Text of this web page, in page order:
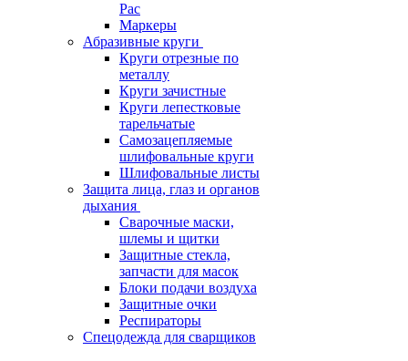
Pac
Маркеры
Абразивные круги
Круги отрезные по
металлу
Круги зачистные
Круги лепестковые
тарельчатые
Самозацепляемые
шлифовальные круги
Шлифовальные листы
Защита лица, глаз и органов
дыхания
Сварочные маски,
шлемы и щитки
Защитные стекла,
запчасти для масок
Блоки подачи воздуха
Защитные очки
Респираторы
Спецодежда для сварщиков